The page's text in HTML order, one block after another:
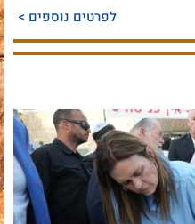
לפרטים נוספים >